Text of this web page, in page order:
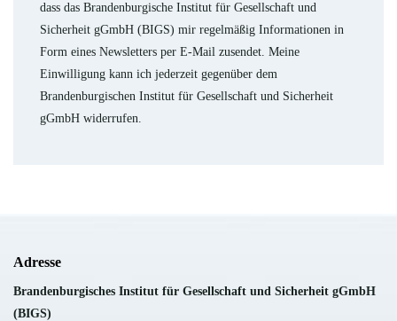
dass das Brandenburgische Institut für Gesellschaft und
Sicherheit gGmbH (BIGS) mir regelmäßig Informationen in
Form eines Newsletters per E-Mail zusendet. Meine
Einwilligung kann ich jederzeit gegenüber dem
Brandenburgischen Institut für Gesellschaft und Sicherheit
gGmbH widerrufen.
Adresse
Brandenburgisches Institut für Gesellschaft und Sicherheit gGmbH
(BIGS)